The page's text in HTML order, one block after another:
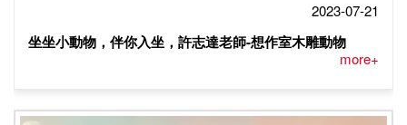
2023-07-21
坐坐小動物，伴你入坐，許志達老師-想作室木雕動物
more+